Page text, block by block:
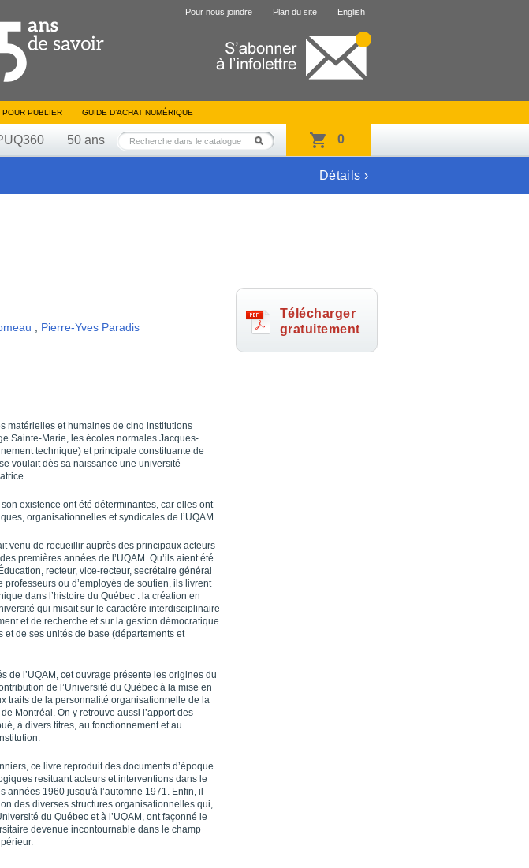
Pour nous joindre Plan du site English
POUR PUBLIER GUIDE D’ACHAT NUMÉRIQUE
50 ans 0
Détails ›
Pierre-Yves Paradis
matérielles et humaines de cinq institutions
Sainte-Marie, les écoles normales Jacques-
technique) et principale constituante de
voulait dès sa naissance une université
existence ont été déterminantes, car elles ont
organisationnelles et syndicales de l’UQAM.
venu de recueillir auprès des principaux acteurs
premières années de l’UQAM. Qu’ils aient été
recteur, vice-recteur, secrétaire général
ou d’employés de soutien, ils livrent
dans l’histoire du Québec : la création en
qui misait sur le caractère interdisciplinaire
et de recherche et sur la gestion démocratique
et de ses unités de base (départements et
de l’UQAM, cet ouvrage présente les origines du
de l’Université du Québec à la mise en
traits de la personnalité organisationnelle de la
Montréal. On y retrouve aussi l’apport des
à divers titres, au fonctionnement et au
ce livre reproduit des documents d’époque
resituant acteurs et interventions dans le
années 1960 jusqu'à l’automne 1971. Enfin, il
des diverses structures organisationnelles qui,
du Québec et à l’UQAM, ont façonné le
devenue incontournable dans le champ
Télécharger
gratuitement